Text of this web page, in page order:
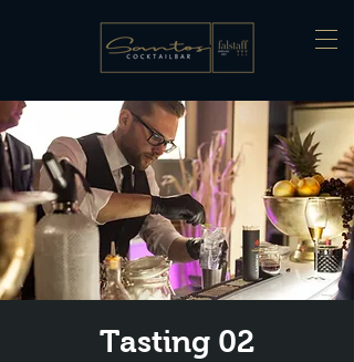
Tasting 02